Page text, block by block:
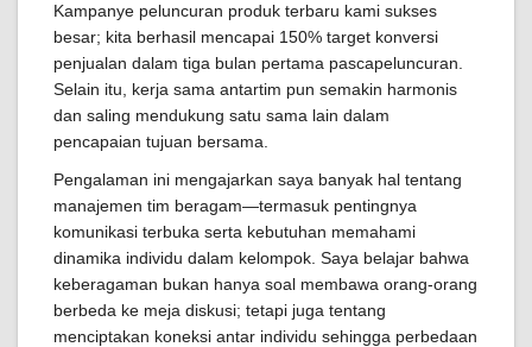
Kampanye peluncuran produk terbaru kami sukses
besar; kita berhasil mencapai 150% target konversi
penjualan dalam tiga bulan pertama pascapeluncuran.
Selain itu, kerja sama antartim pun semakin harmonis
dan saling mendukung satu sama lain dalam
pencapaian tujuan bersama.
Pengalaman ini mengajarkan saya banyak hal tentang
manajemen tim beragam—termasuk pentingnya
komunikasi terbuka serta kebutuhan memahami
dinamika individu dalam kelompok. Saya belajar bahwa
keberagaman bukan hanya soal membawa orang-orang
berbeda ke meja diskusi; tetapi juga tentang
menciptakan koneksi antar individu sehingga perbedaan